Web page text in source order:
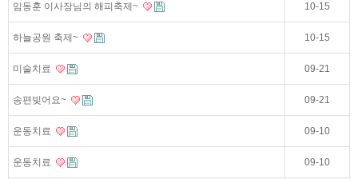
임동훈 이사장님의 해피축제~ 10-15
하늘공원 축제~ 10-15
미술치료 09-21
송편빚어요~ 09-21
운동치료 09-10
운동치료 09-10